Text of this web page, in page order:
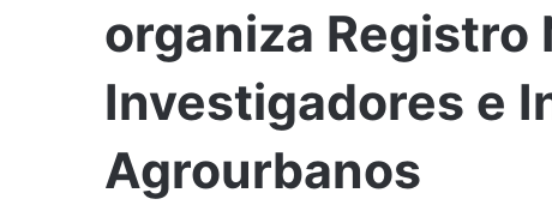
organiza Registro
Investigadores e
Agrourbanos